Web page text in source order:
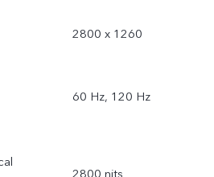
2800 x 1260
60 Hz, 120 Hz
2800 nits